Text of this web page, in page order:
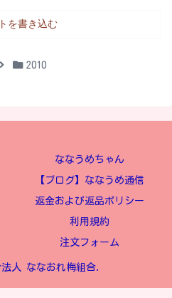
を書き込む
2010
ななうめちゃん
【ブログ】ななうめ通信
返金および返品ポリシー
利用規約
注文フォーム
人 ななおれ梅組合.